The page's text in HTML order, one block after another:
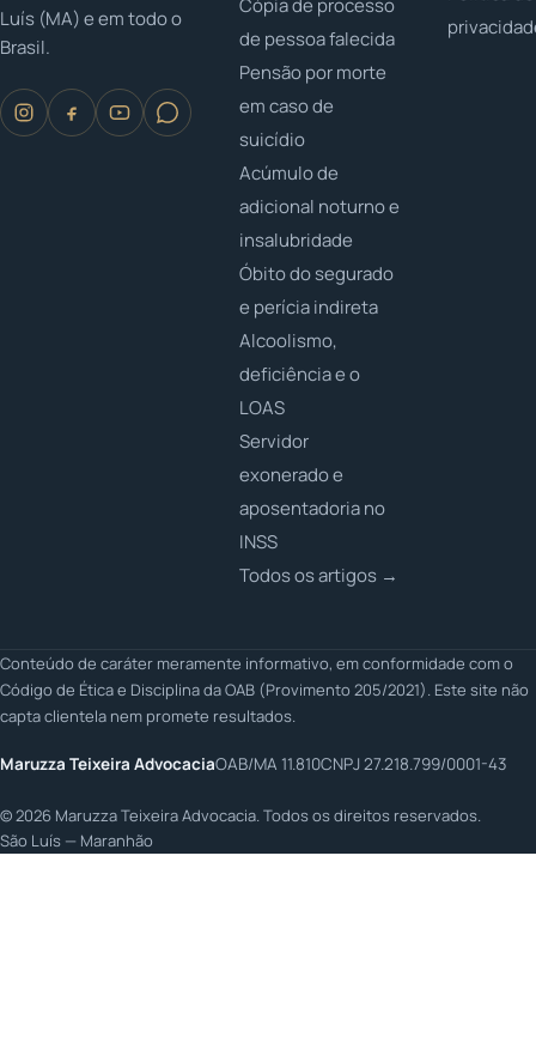
Luís (MA) e em todo o
Brasil.
Cópia de processo
de pessoa falecida
Pensão por morte
em caso de
suicídio
Acúmulo de
adicional noturno e
insalubridade
Óbito do segurado
e perícia indireta
Alcoolismo,
deficiência e o
LOAS
Servidor
exonerado e
aposentadoria no
INSS
Todos os artigos →
Conteúdo de caráter meramente informativo, em conformidade com o
Código de Ética e Disciplina da OAB (Provimento 205/2021). Este site não
capta clientela nem promete resultados.
Maruzza Teixeira AdvocaciaOAB/MA 11.810CNPJ 27.218.799/0001-43
©2026 Maruzza Teixeira Advocacia. Todos os direitos reservados.
São Luís — Maranhão